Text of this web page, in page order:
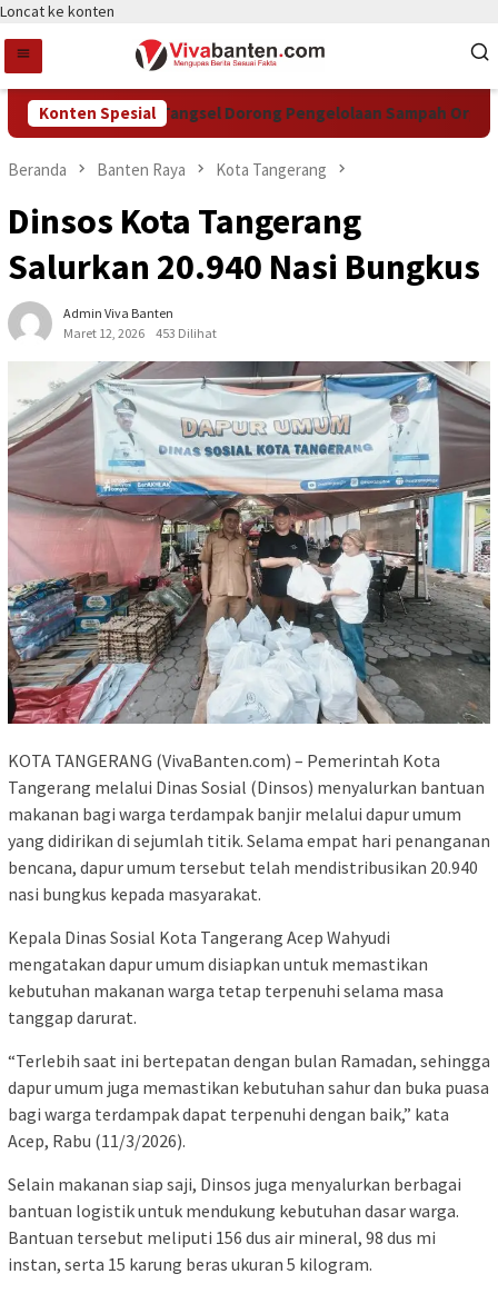
Loncat ke konten
Konten Spesial
DCKTR Tangsel Dorong Pengelolaan Sampah Organik
Beranda Banten Raya Kota Tangerang
Dinsos Kota Tangerang
Salurkan 20.940 Nasi Bungkus
Admin Viva Banten
Maret 12, 2026
453 Dilihat
KOTA TANGERANG (VivaBanten.com) – Pemerintah Kota
Tangerang melalui Dinas Sosial (Dinsos) menyalurkan bantuan
makanan bagi warga terdampak banjir melalui dapur umum
yang didirikan di sejumlah titik. Selama empat hari penanganan
bencana, dapur umum tersebut telah mendistribusikan 20.940
nasi bungkus kepada masyarakat.
Kepala Dinas Sosial Kota Tangerang Acep Wahyudi
mengatakan dapur umum disiapkan untuk memastikan
kebutuhan makanan warga tetap terpenuhi selama masa
tanggap darurat.
“Terlebih saat ini bertepatan dengan bulan Ramadan, sehingga
dapur umum juga memastikan kebutuhan sahur dan buka puasa
bagi warga terdampak dapat terpenuhi dengan baik,” kata
Acep, Rabu (11/3/2026).
Selain makanan siap saji, Dinsos juga menyalurkan berbagai
bantuan logistik untuk mendukung kebutuhan dasar warga.
Bantuan tersebut meliputi 156 dus air mineral, 98 dus mi
instan, serta 15 karung beras ukuran 5 kilogram.